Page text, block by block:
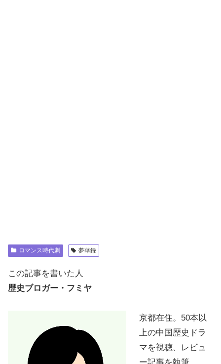
ロマンス時代劇 夢華録
この記事を書いた人
歴史ブロガー・フミヤ
京都在住。50本以
上の中国歴史ドラ
マを視聴、レビュ